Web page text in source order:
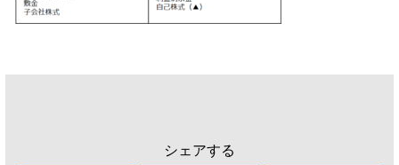
シェアする